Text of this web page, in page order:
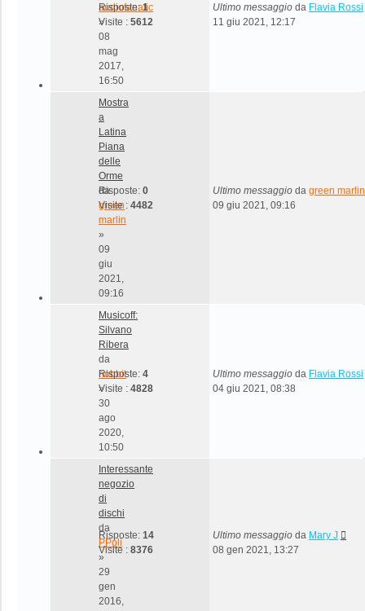
audiofanatic
»
08
mag
2017,
16:50
Risposte:1
Visite : 5612
Ultimo messaggio da Flavia Rossi
11 giu 2021, 12:17
Mostra
a
Latina
Piana
delle
Orme
da
green
marlin
»
09
giu
2021,
09:16
Risposte: 0
Visite : 4482
Ultimo messaggio da green marlin
09 giu 2021, 09:16
Musicoff:
Silvano
Ribera
da
hobbit
»
30
ago
2020,
10:50
Risposte: 4
Visite : 4828
Ultimo messaggio da Flavia Rossi
04 giu 2021, 08:38
Interessante
negozio
di
dischi
da
PPoli
»
29
gen
2016,
Risposte: 14
Visite : 8376
Ultimo messaggio da Mary J
08 gen 2021, 13:27